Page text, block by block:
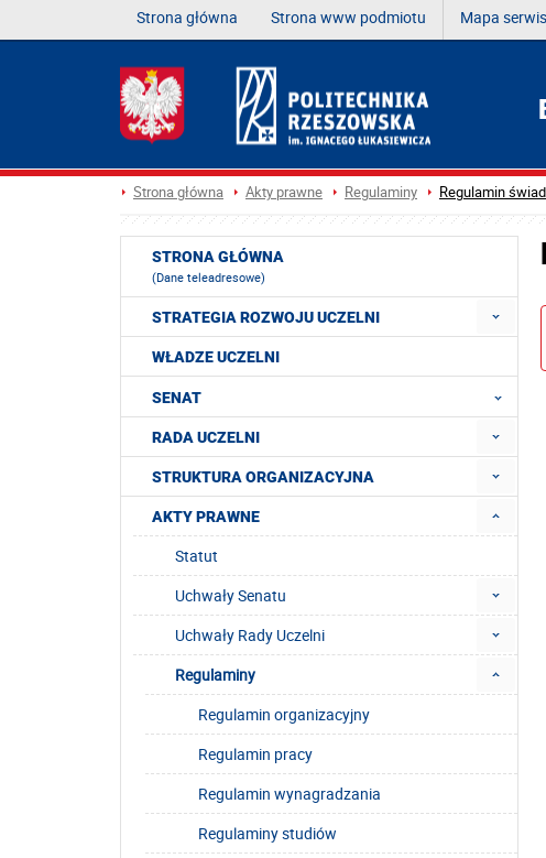
Strona główna Strona www podmiotu Mapa
Strona główna Akty prawne Regulaminy Regulamin
STRONA GŁÓWNA
(Dane teleadresowe)
STRATEGIA ROZWOJU UCZELNI
WŁADZE UCZELNI
SENAT
RADA UCZELNI
STRUKTURA ORGANIZACYJNA
AKTY PRAWNE
Statut
Uchwały Senatu
Uchwały Rady Uczelni
Regulaminy
Regulamin organizacyjny
Regulamin pracy
Regulamin wynagradzania
Regulaminy studiów